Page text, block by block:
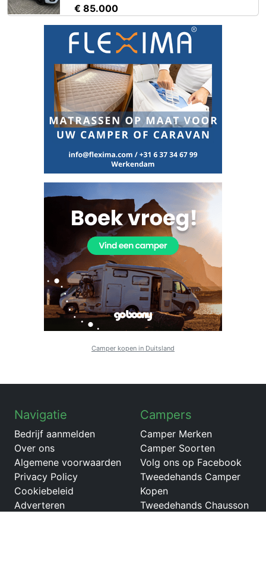
€ 85.000
Camper kopen in Duitsland
Navigatie
Bedrijf aanmelden
Over ons
Algemene voorwaarden
Privacy Policy
Cookiebeleid
Adverteren
Campers
Camper Merken
Camper Soorten
Volg ons op Facebook
Tweedehands Camper
Kopen
Tweedehands Chausson